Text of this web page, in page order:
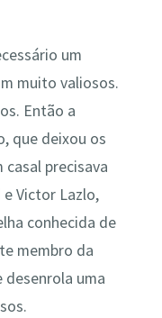
um
muito valiosos.
Então a
que deixou os
casal precisava
e Victor Lazlo,
conhecida de
membro da
desenrola uma